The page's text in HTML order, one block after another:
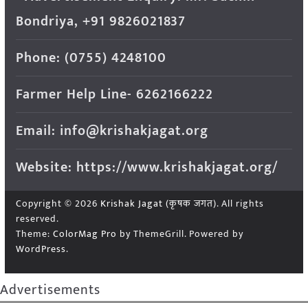
Bondriya, +91 9826021837
Phone: (0755) 4248100
Farmer Help Line- 6262166222
Email: info@krishakjagat.org
Website: https://www.krishakjagat.org/
Copyright © 2026 Krishak Jagat (कृषक जगत). All rights
reserved.
Theme: ColorMag Pro by ThemeGrill. Powered by
WordPress.
Advertisements